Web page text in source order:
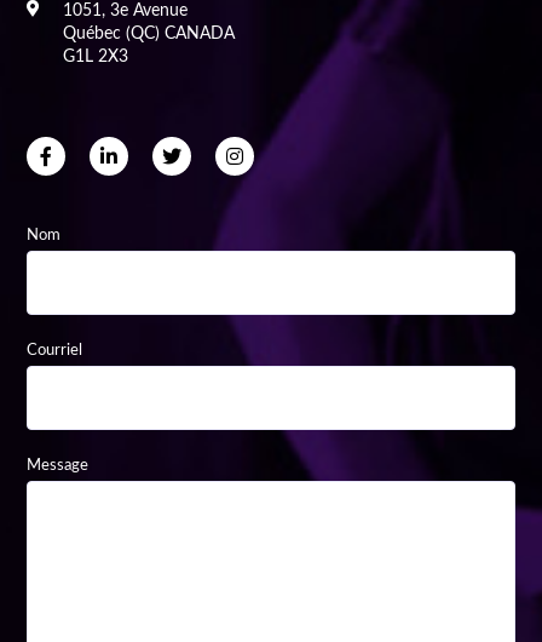
1051, 3e Avenue
Québec (QC) CANADA
G1L 2X3
Nom
Courriel
Message